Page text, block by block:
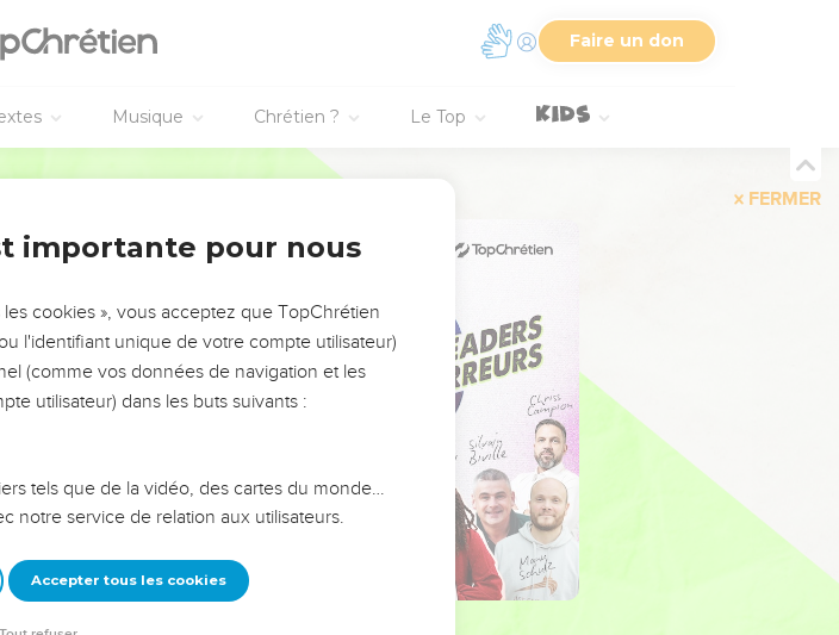
Faire un don
Musique Chrétien ? Le Top
FERMER
!
vision. Mais on voit
que ce sont
les erreurs
que leurs erreurs
ou une famille,
importante pour nous
cookies », vous acceptez que TopChrétien
l'identifiant unique de votre compte utilisateur)
(comme vos données de navigation et les
utilisateur) dans les buts suivants :
tels que de la vidéo, des cartes du monde…
notre service de relation aux utilisateurs.
Accepter tous les cookies